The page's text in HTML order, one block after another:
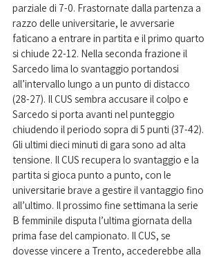
parziale di 7-0. Frastornate dalla partenza a
razzo delle universitarie, le avversarie
faticano a entrare in partita e il primo quarto
si chiude 22-12. Nella seconda frazione il
Sarcedo lima lo svantaggio portandosi
all’intervallo lungo a un punto di distacco
(28-27). Il CUS sembra accusare il colpo e
Sarcedo si porta avanti nel punteggio
chiudendo il periodo sopra di 5 punti (37-42).
Gli ultimi dieci minuti di gara sono ad alta
tensione. Il CUS recupera lo svantaggio e la
partita si gioca punto a punto, con le
universitarie brave a gestire il vantaggio fino
all’ultimo. Il prossimo fine settimana la serie
B femminile disputa l’ultima giornata della
prima fase del campionato. Il CUS, se
dovesse vincere a Trento, accederebbe alla